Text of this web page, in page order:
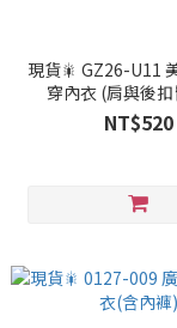
現貨🎇 GZ26-U11
穿內衣 (肩與後
NT$520